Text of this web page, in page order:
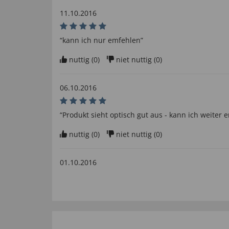
11.10.2016
“kann ich nur emfehlen”
nuttig (0) niet nuttig (0)
06.10.2016
“Produkt sieht optisch gut aus - kann ich weiter
nuttig (0) niet nuttig (0)
01.10.2016